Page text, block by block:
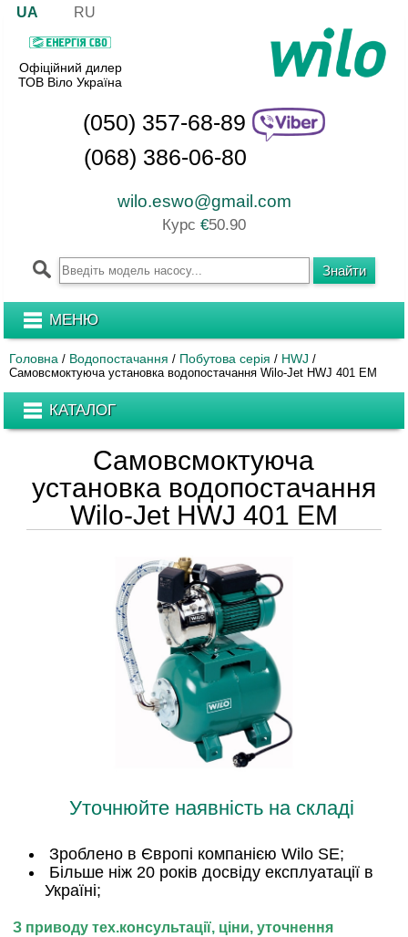
UA RU
Офіційний дилер
ТОВ Віло Україна
(050) 357-68-89
(068) 386-06-80
wilo.eswo@gmail.com
Курс €50.90
МЕНЮ
Головна / Водопостачання / Побутова серія / HWJ /
Самовсмоктуюча установка водопостачання Wilo-Jet HWJ 401 EM
КАТАЛОГ
Самовсмоктуюча
установка водопостачання
Wilo-Jet HWJ 401 EM
Уточнюйте наявність на складі
Зроблено в Європі компанією Wilo SE;
Більше ніж 20 років досвіду експлуатації в
Україні;
З приводу тех.консультації, ціни, уточнення